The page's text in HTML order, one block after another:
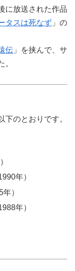
に放送された作品
タスは死なず 」の
伝 」を挟んで、サ
。
のとおりです。
年）
）
年）